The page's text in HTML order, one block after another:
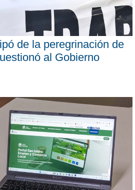
de la peregrinación de
al Gobierno